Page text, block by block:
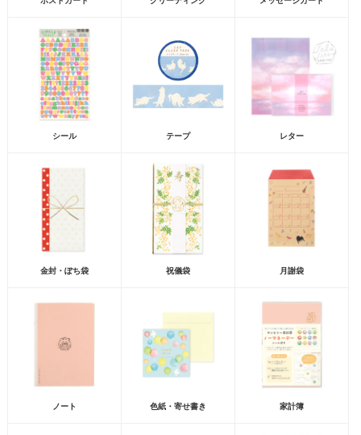
シール テープ レター
金封・ぽち袋 祝儀袋 月謝袋
ノート 色紙・寄せ書き 家計簿